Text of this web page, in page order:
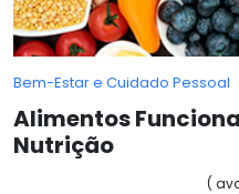
Bem-Estar e Cuidado Pessoal
Alimentos
Nutrição
(